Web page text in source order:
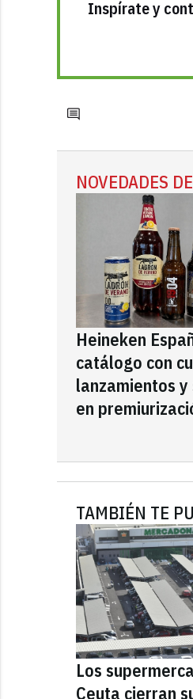
Inspírate y
NOVEDADES
Heineken
catálogo con
lanzamientos
en
TAMBIÉN TE
Los
Ceuta cierran